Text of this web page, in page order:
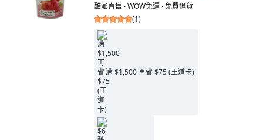
酷澎直售 ∙ WOW免運 ∙ 免費退貨
(1)
满 $1,500 再省 $75 (王道卡)